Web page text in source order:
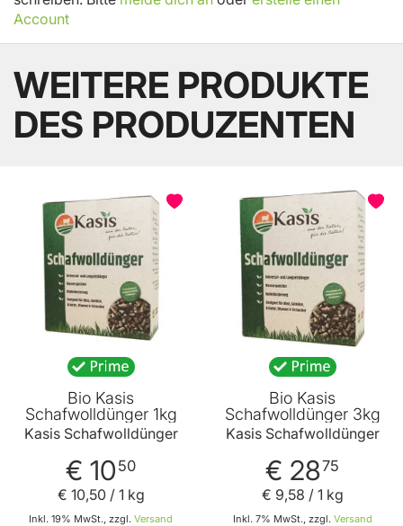
Account
WEITERE PRODUKTE
DES PRODUZENTEN
Bio Kasis
Schafwolldünger 1kg
Kasis Schafwolldünger
€ 10 50
Inkl. 19% MwSt., zzgl. Versand
€ 10,50/ 1 kg
Bio Kasis
Schafwolldünger 3kg
Kasis Schafwolldünger
€ 2875
Inkl. 7% MwSt., zzgl. Versand
€ 9,58 / 1 kg